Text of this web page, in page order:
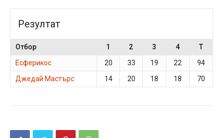
Резултат
Отбор 1 2 3 4
T
Есферикос
20 33 19 22
94
Джедай Мастърс
14 20 18 18 70